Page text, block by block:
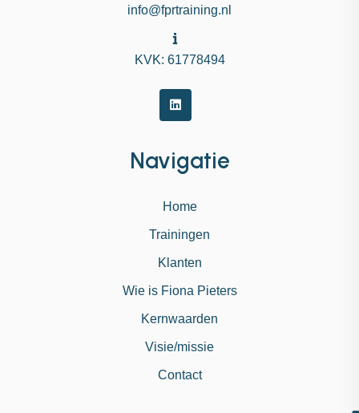
info@fprtraining.nl
KVK: 61778494
Navigatie
Home
Trainingen
Klanten
Wie is Fiona Pieters
Kernwaarden
Visie/missie
Contact